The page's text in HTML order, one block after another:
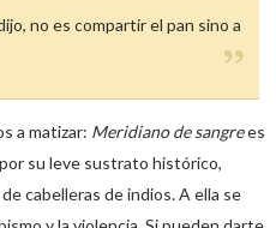
no es compartir el pan sino a
a matizar: Meridiano de sangrees
su leve sustrato histórico,
cabelleras de indios. A ella se